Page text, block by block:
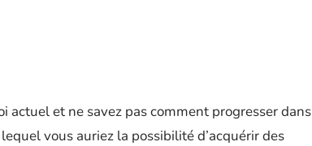
actuel et ne savez pas comment progresser dans
vous auriez la possibilité d’acquérir des